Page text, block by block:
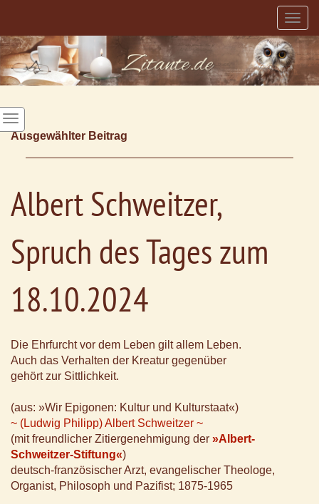
Ausgewählter Beitrag
Albert Schweitzer,
Spruch des Tages zum
18.10.2024
Die Ehrfurcht vor dem Leben gilt allem Leben.
Auch das Verhalten der Kreatur gegenüber
gehört zur Sittlichkeit.
(aus: »Wir Epigonen: Kultur und Kulturstaat«)
~ (Ludwig Philipp) Albert Schweitzer ~
(mit freundlicher Zitiergenehmigung der »Albert-
Schweitzer-Stiftung«)
deutsch-französischer Arzt, evangelischer Theologe,
Organist, Philosoph und Pazifist; 1875-1965